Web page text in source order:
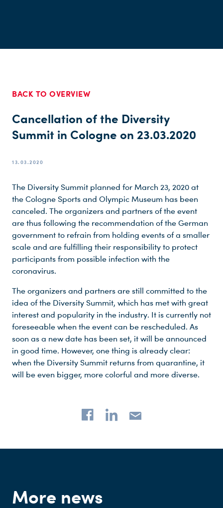
BACK TO OVERVIEW
Cancellation of the Diversity
Summit in Cologne on 23.03.2020
13.03.2020
The Diversity Summit planned for March 23, 2020 at
the Cologne Sports and Olympic Museum has been
canceled. The organizers and partners of the event
are thus following the recommendation of the German
government to refrain from holding events of a smaller
scale and are fulfilling their responsibility to protect
participants from possible infection with the
coronavirus.
The organizers and partners are still committed to the
idea of the Diversity Summit, which has met with great
interest and popularity in the industry. It is currently not
foreseeable when the event can be rescheduled. As
soon as a new date has been set, it will be announced
in good time. However, one thing is already clear:
when the Diversity Summit returns from quarantine, it
will be even bigger, more colorful and more diverse.
More news